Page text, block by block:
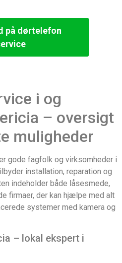
på dørtelefon
i og
– oversigt
muligheder
gode fagfolk og virksomheder i
installation, reparation og
indeholder både låsesmede,
firmaer, der kan hjælpe med alt
systemer med kamera og
– lokal ekspert i